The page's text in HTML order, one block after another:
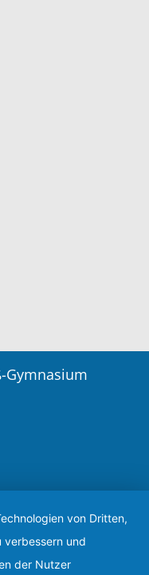
Gymnasium
von Dritten,
verbessern und
der Nutzer